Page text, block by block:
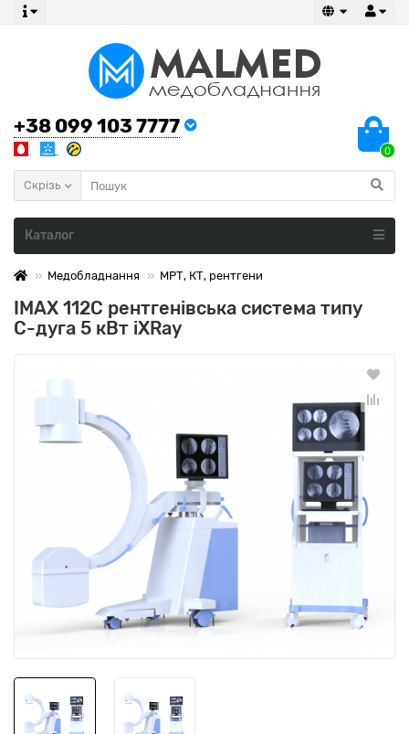
+38 099 103 7777
0
Скрізь
Каталог
Медобладнання МРТ, КТ, рентгени
IMAX 112C рентгенівська система типу
С-дуга 5 кВт iXRay